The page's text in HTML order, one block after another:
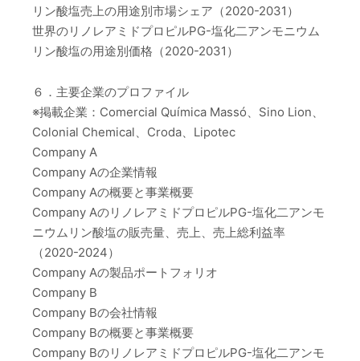
リン酸塩売上の用途別市場シェア（2020-2031）
世界のリノレアミドプロピルPG-塩化二アンモニウム
リン酸塩の用途別価格（2020-2031）
６．主要企業のプロファイル
※掲載企業：Comercial Química Massó、Sino Lion、
Colonial Chemical、Croda、Lipotec
Company A
Company Aの企業情報
Company Aの概要と事業概要
Company AのリノレアミドプロピルPG-塩化二アンモ
ニウムリン酸塩の販売量、売上、売上総利益率
（2020-2024）
Company Aの製品ポートフォリオ
Company B
Company Bの会社情報
Company Bの概要と事業概要
Company BのリノレアミドプロピルPG-塩化二アンモ